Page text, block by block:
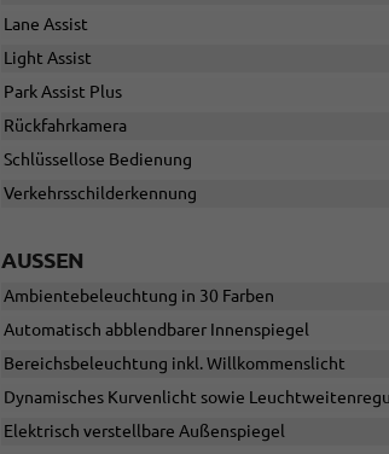
Lane Assist
Light Assist
Park Assist Plus
Rückfahrkamera
Schlüssellose Bedienung
Verkehrsschilderkennung
AUSSEN
Ambientebeleuchtung in 30 Farben
Automatisch abblendbarer Innenspiegel
Bereichsbeleuchtung inkl. Willkommenslicht
Dynamisches Kurvenlicht sowie
Elektrisch verstellbare Außenspiegel